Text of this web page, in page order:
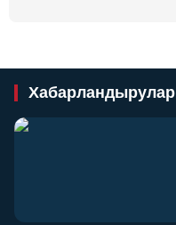
Хабарландырулар